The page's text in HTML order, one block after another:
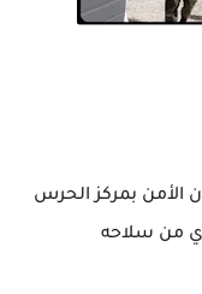
الأمن بمركز الحرس
من سلاحه